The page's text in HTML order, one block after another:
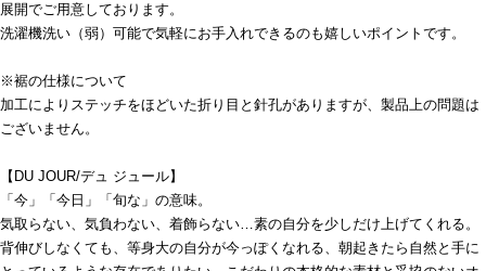
展開でご用意しております。
洗濯機洗い（弱）可能で気軽にお手入れできるのも嬉しいポイントです。
※裾の仕様について
加工によりステッチをほどいた折り目と針孔がありますが、製品上の問題は
ございません。
【DU JOUR/デュ ジュール】
「今」「今日」「旬な」の意味。
気取らない、気負わない、着飾らない…素の自分を少しだけ上げてくれる。
背伸びしなくても、等身大の自分が今っぽくなれる、朝起きたら自然と手に